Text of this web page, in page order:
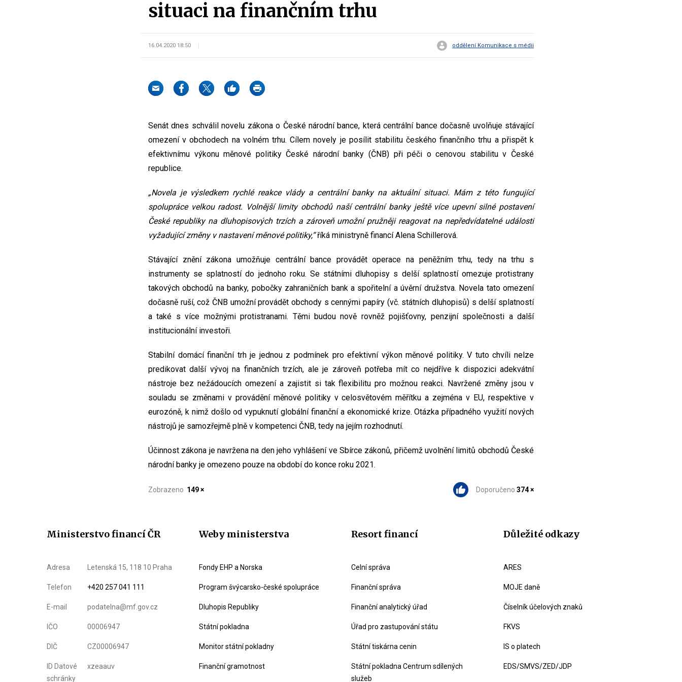
situaci na finančním trhu
16.04.2020 18:50 oddělení Komunikace s médii
Senát dnes schválil novelu zákona o České národní bance, která centrální bance dočasně uvolňuje stávající
omezení v obchodech na volném trhu. Cílem novely je posílit stabilitu českého finančního trhu a přispět k
efektivnímu výkonu měnové politiky České národní banky (ČNB) při péči o cenovou stabilitu v České
republice.
„Novela je výsledkem rychlé reakce vlády a centrální banky na aktuální situaci. Mám z této fungující
spolupráce velkou radost. Volnější limity obchodů naší centrální banky ještě více upevní silné postavení
České republiky na dluhopisových trzích a zároveň umožní pružněji reagovat na nepředvídatelné události
vyžadující změny v nastavení měnové politiky,“říká ministryně financí Alena Schillerová.
Stávající znění zákona umožňuje centrální bance provádět operace na peněžním trhu, tedy na trhu s
instrumenty se splatností do jednoho roku. Se státními dluhopisy s delší splatností omezuje protistrany
takových obchodů na banky, pobočky zahraničních bank a spořitelní a úvěrní družstva. Novela tato omezení
dočasně ruší, což ČNB umožní provádět obchody s cennými papíry (vč. státních dluhopisů) s delší splatností
a také s více možnými protistranami. Těmi budou nově rovněž pojišťovny, penzijní společnosti a další
institucionální investoři.
Stabilní domácí finanční trh je jednou z podmínek pro efektivní výkon měnové politiky. V tuto chvíli nelze
predikovat další vývoj na finančních trzích, ale je zároveň potřeba mít co nejdříve k dispozici adekvátní
nástroje bez nežádoucích omezení a zajistit si tak flexibilitu pro možnou reakci. Navržené změny jsou v
souladu se změnami v provádění měnové politiky v celosvětovém měřítku a zejména v EU, respektive v
eurozóně, k nimž došlo od vypuknutí globální finanční a ekonomické krize. Otázka případného využití nových
nástrojů je samozřejmě plně v kompetenci ČNB, tedy na jejím rozhodnutí.
Účinnost zákona je navržena na den jeho vyhlášení ve Sbírce zákonů, přičemž uvolnění limitů obchodů České
národní banky je omezeno pouze na období do konce roku 2021.
Zobrazeno 149 × Doporučeno 374 ×
Ministerstvo financí ČR
Adresa Letenská 15, 118 10 Praha
Telefon +420 257 041 111
E-mail podatelna@mf.gov.cz
IČO 00006947
DIČ CZ00006947
ID Datové
schránky
xzeaauv
Weby ministerstva
Fondy EHP a Norska
Program švýcarsko-české spolupráce
Dluhopis Republiky
Státní pokladna
Monitor státní pokladny
Finanční gramotnost
Resort financí
Celní správa
Finanční správa
Finanční analytický úřad
Úřad pro zastupování státu
Státní tiskárna cenin
Státní pokladna Centrum sdílených
služeb
Důležité odkazy
ARES
MOJE daně
Číselník účelových znaků
FKVS
IS o platech
EDS/SMVS/ZED/JDP